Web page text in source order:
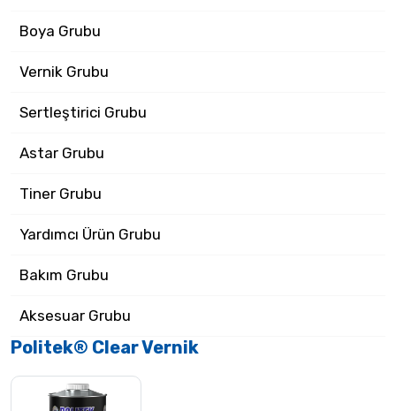
Boya Grubu
Vernik Grubu
Sertleştirici Grubu
Astar Grubu
Tiner Grubu
Yardımcı Ürün Grubu
Bakım Grubu
Aksesuar Grubu
Politek® Clear Vernik